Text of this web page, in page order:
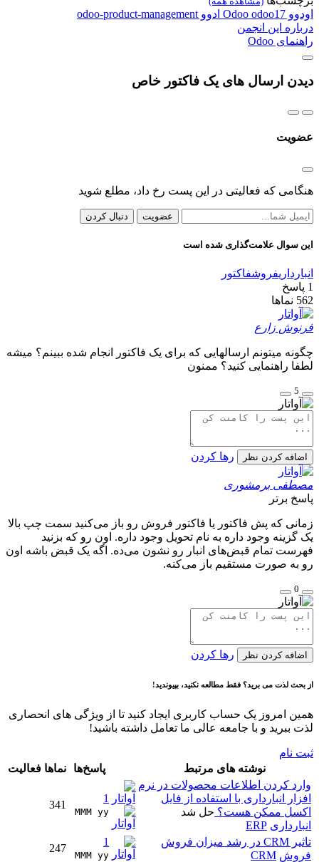
اودوو Odoo odoo17 ادوو odoo-product-management
درباره این انجمن
راهنمای Odoo
دیدن ارسال های یک فاکتور خاص
عضویت
هنگامی که فعالیتی در این پست رخ داد، مطلع شوید
عضویت دنبال کردن
این سوال علامت‌گذاری شده است
انبارداریفروشفاکتور
1 پاسخ
562 نماها
فرنوش زارع
چگونه میتونم ارسالهایی که برای یک فاکتور انجام شده ببینم؟ میشه
لطفا راهنمایی کنید؟ ممنون
5
اضافه کردن نظر رها کردن
مصطفی برمشوری
پاسخ برتر
زمانی که پش فاکتور یا فاکتور فروش رو باز می‌کنید سمت چپ بالا
یک گزینه وجود داره به نام تحویل وجود داره. اون رو که بزنید
فهرست تمام قبض‌های انبار رو نشون می‌ده. اگه یک قبض باشه اون
رو به صورت مستقیم باز می‌کنه.
0
اضافه کردن نظر رها کردن
از بحث لذت می برید؟ فقط مطالعه نکنید، بپیوندید!
همین امروز یک حساب کاربری ایجاد کنید تا از ویژگی های انحصاری
لذت ببرید و با جامعه عالی ما تعامل داشته باشید!
ثبت نام
نوشته های مرتبط
پاسخ‌ها نماها فعالیت
وارد کردن اطلاعات محصولات در نرم
افزار انبارداری با استفاده از فایل
اکسل ممکن هست؟ حل شد
انبارداری ERP
1
MMM yy
341
تاثیر CRM در رشد میزان فروش
فروش CRM
1
MMM yy
247